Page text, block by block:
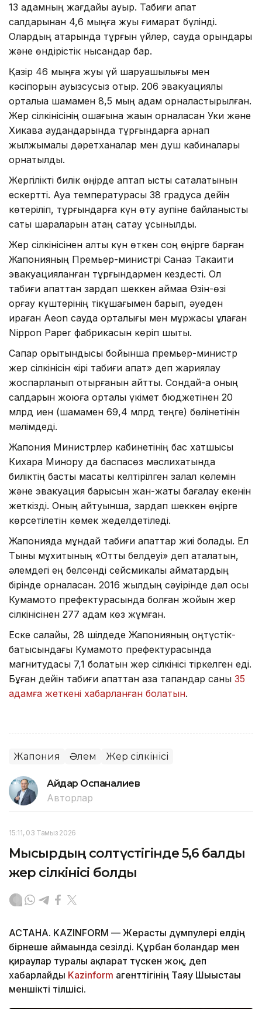
13 адамның жағдайы ауыр. Табиғи апат
салдарынан 4,6 мыңға жуық ғимарат бүлінді.
Олардың қатарында тұрғын үйлер, сауда орындары
және өндірістік нысандар бар.
Қазір 46 мыңға жуық үй шаруашылығы мен
кәсіпорын ауызсусыз отыр. 206 эвакуациялық
орталыққа шамамен 8,5 мың адам орналастырылған.
Жер сілкінісінің ошағына жақын орналасқан Уки және
Хикава аудандарында тұрғындарға арнап
жылжымалы дәретханалар мен душ кабиналары
орнатылды.
Жергілікті билік өңірде аптап ыстық сақталатынын
ескертті. Ауа температурасы 38 градусқа дейін
көтеріліп, тұрғындарға күн өту қаупіне байланысты
сақтық шараларын қатаң сақтау ұсынылды.
Жер сілкінісінен алты күн өткен соң өңірге барған
Жапонияның Премьер-министрі Санаэ Такаити
эвакуацияланған тұрғындармен кездесті. Ол
табиғи апаттан зардап шеккен аймаққа Өзін-өзі
қорғау күштерінің тікұшағымен барып, әуеден
қираған Aeon сауда орталығы мен мұржасы құлаған
Nippon Paper фабрикасын көріп шықты.
Сапар қорытындысы бойынша премьер-министр
жер сілкінісін «ірі табиғи апат» деп жариялау
жоспарланып отырғанын айтты. Сондай-ақ оның
салдарын жоюға орталық үкімет бюджетінен 20
млрд иен (шамамен 69,4 млрд теңге) бөлінетінін
мәлімдеді.
Жапония Министрлер кабинетінің бас хатшысы
Кихара Минору да баспасөз мәслихатында
биліктің басты мақсаты келтірілген залал көлемін
және эвакуация барысын жан-жақты бағалау екенін
жеткізді. Оның айтуынша, зардап шеккен өңірге
көрсетілетін көмек жеделдетіледі.
Жапонияда мұндай табиғи апаттар жиі болады. Ел
Тынық мұхитының «Отты белдеуі» деп аталатын,
әлемдегі ең белсенді сейсмикалық аймақтардың
бірінде орналасқан. 2016 жылдың сәуірінде дәл осы
Кумамото префектурасында болған жойқын жер
сілкінісінен 277 адам көз жұмған.
Еске салайық, 28 шілдеде Жапонияның оңтүстік-
батысындағы Кумамото префектурасында
магнитудасы 7,1 болатын жер сілкінісі тіркелген еді.
Бұған дейін табиғи апаттан қаза тапқандар саны 35
адамға жеткені хабарланған болатын.
Жапония Әлем Жер сілкінісі
Айдар Оспаналиев
Авторлар
15:11, 03 Тамыз 2026
Мысырдың солтүстігінде 5,6 балдық
жер сілкінісі болды
АСТАНА. KAZINFORM — Жерасты дүмпулері елдің
бірнеше аймағында сезілді. Құрбан болғандар мен
қираулар туралы ақпарат түскен жоқ, деп
хабарлайды Kazinform агенттігінің Таяу Шығыстағы
меншікті тілшісі.